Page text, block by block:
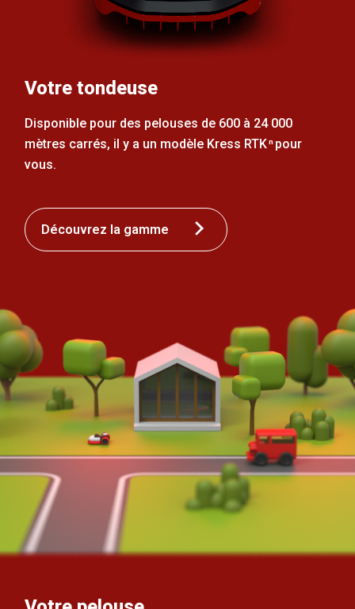
Votre tondeuse
Disponible pour des pelouses de 600 à 24 000
mètres carrés, il y a un modèle Kress RTK npour
vous.
Découvrez la gamme